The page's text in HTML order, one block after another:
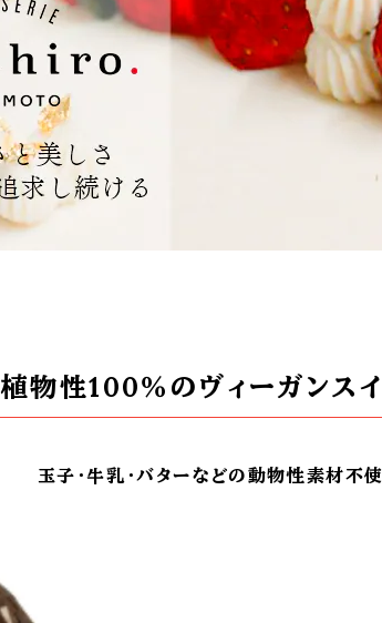
植物性100％のヴィーガンス
玉子・牛乳・バターなどの動物性素材不